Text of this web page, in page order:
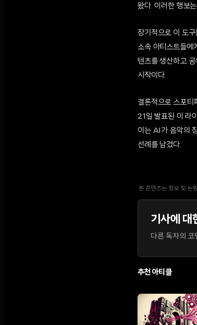
왔다. 이러한 행보
장기적으로 이 도
소속 아티스트들에
텐츠를 생산하고
시작이다.
결론적으로 스포
21일 발표된 이 라
이는 AI가 음악의
선례를 남겼다.
본 콘텐츠는 정보 및 논
기사에 대
다른 독자의 코
추천 아티클